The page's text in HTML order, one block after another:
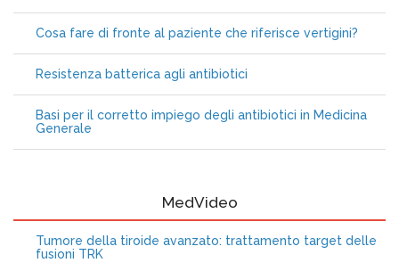
Cosa fare di fronte al paziente che riferisce vertigini?
Resistenza batterica agli antibiotici
Basi per il corretto impiego degli antibiotici in Medicina
Generale
MedVideo
Tumore della tiroide avanzato: trattamento target delle
fusioni TRK